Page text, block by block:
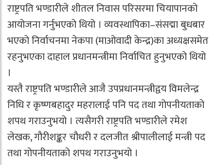
राष्ट्रपति भण्डारीले शीतल निवास परिसरमा चियापानको
आयोजना गर्नुभएको थियो । व्यवस्थापिका–संसद्मा बुधबार
भएको निर्वाचनमा नेकपा (माओवादी केन्द्र)का अध्यक्षसमेत
रहनुभएका दाहाल प्रधानमन्त्रीमा निर्वाचित हुनुभएको थियो
।
यस्तै राष्ट्रपति भण्डारीले आजै उपप्रधानमन्त्रीद्वय विमलेन्द्र
निधि र कृष्णबहादुर महरालाई पनि पद तथा गोपनीयताको
शपथ गराउनुभयो । त्यसैगरी राष्ट्रपति भण्डारीले रमेश
लेखक, गौरीशङ्कर चौधरी र दलजीत श्रीपालीलाई मन्त्री पद
तथा गोपनीयताको शपथ गराउनुभयो ।